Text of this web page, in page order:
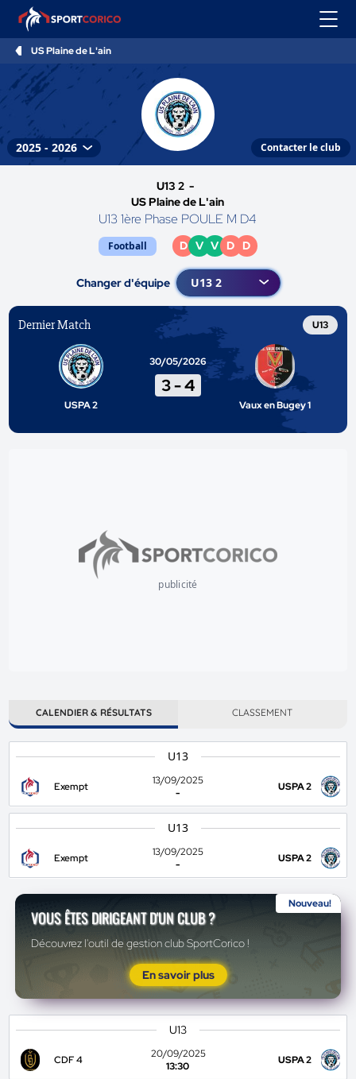
US Plaine de L'ain
Contacter le club
U13 2 -
US Plaine de L'ain
U13 1ère Phase POULE M D4
Football D V V D D
Changer d'équipe
Dernier Match U13
USPA 2
30/05/2026
3-4
Vaux en Bugey 1
publicité
CALENDIER & RÉSULTATS CLASSEMENT
U13
Exempt
13/09/2025
-
USPA 2
U13
Exempt
13/09/2025
-
USPA 2
Nouveau!
VOUS ÊTES DIRIGEANT D'UN CLUB ?
Découvrez l'outil de gestion club SportCorico !
En savoir plus
U13
CDF 4
20/09/2025
13:30
USPA 2